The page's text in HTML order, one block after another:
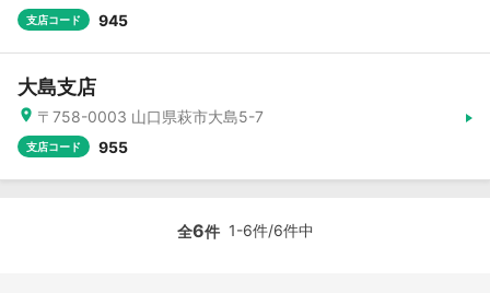
支店コード 945
大島支店
〒758-0003 山口県萩市大島5-7
支店コード 955
全6件 1-6件/6件中